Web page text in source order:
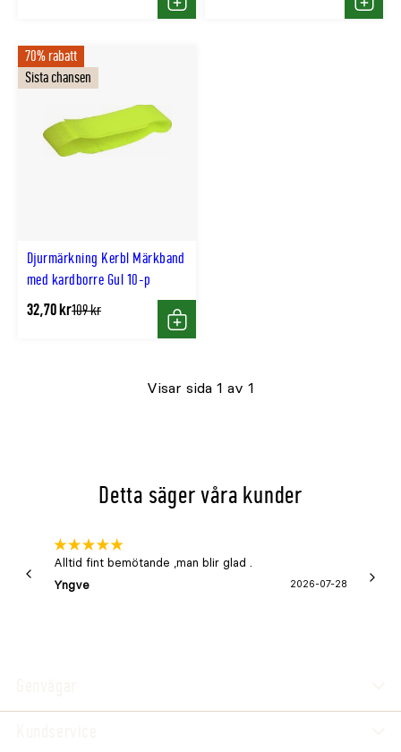
Köp
Köp
Djurmärkning Kerbl Märkband
med kardborre Gul 10-p
70% rabatt
Sista chansen
32,70 krTidligere
109 kr
Köp
Visar sida 1 av 1
Detta säger våra kunder
Alltid fint bemötande ,man blir glad .
Yngve
2026-07-28